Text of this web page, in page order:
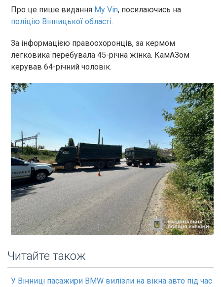
Про це пише видання My Vin, посилаючись на
поліцію Вінницької області.
За інформацією правоохоронців, за кермом
легковика перебувала 45-річна жінка. КамАЗом
керував 64-річний чоловік.
Читайте також
У Вінниці пасажири BMW вилізли на вікна авто під час